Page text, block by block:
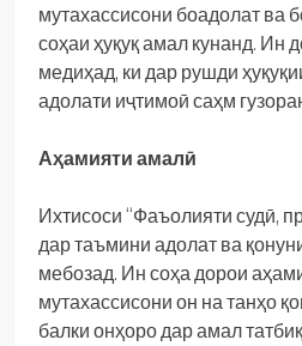
мутахассисони боадолат ва
соҳаи ҳуқуқ амал кунанд. Ин
медиҳад, ки дар рушди
адолати иҷтимоӣ саҳм
Аҳамияти амалӣ
Ихтисоси “Фаъолияти судӣ,
дар таъмини адолат ва
мебозад. Ин соҳа дорои
мутахассисони он на танҳо
балки онҳоро дар амал